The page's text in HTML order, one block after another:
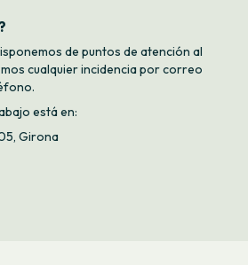
de puntos de atención al
cualquier incidencia por correo
está en:
Girona